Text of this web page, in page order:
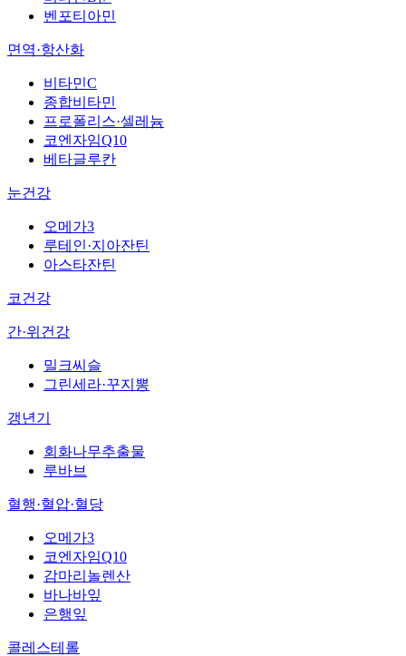
벤포티아민
면역·항산화
비타민C
종합비타민
프로폴리스·셀레늄
코엔자임Q10
베타글루칸
눈건강
오메가3
루테인·지아잔틴
아스타잔틴
코건강
간·위건강
밀크씨슬
그린세라·꾸지뽕
갱년기
회화나무추출물
루바브
혈행·혈압·혈당
오메가3
코엔자임Q10
감마리놀렌산
바나바잎
은행잎
콜레스테롤